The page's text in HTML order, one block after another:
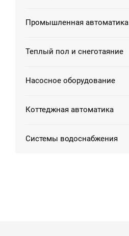
Промышленная автоматика
Теплый пол и снеготаяние
Насосное оборудование
Коттеджная автоматика
Системы водоснабжения